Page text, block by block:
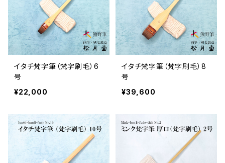
イタチ梵字筆（梵字刷毛）6
号
¥22,000
イタチ梵字筆（梵字刷毛）8
号
¥39,600